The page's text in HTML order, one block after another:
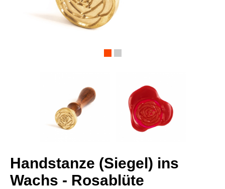
Handstanze (Siegel) ins
Wachs - Rosablüte